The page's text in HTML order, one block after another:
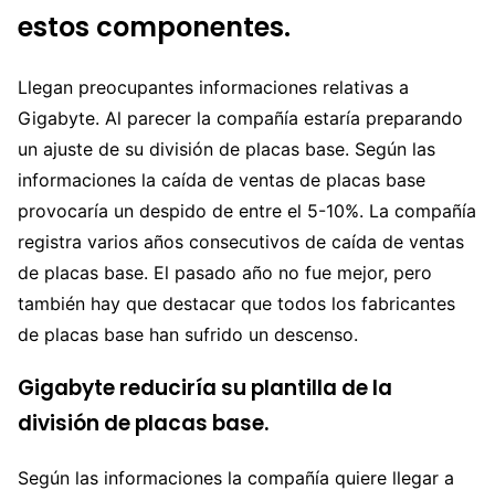
estos componentes.
Llegan preocupantes informaciones relativas a
Gigabyte. Al parecer la compañía estaría preparando
un ajuste de su división de placas base. Según las
informaciones la caída de ventas de placas base
provocaría un despido de entre el 5-10%. La compañía
registra varios años consecutivos de caída de ventas
de placas base. El pasado año no fue mejor, pero
también hay que destacar que todos los fabricantes
de placas base han sufrido un descenso.
Gigabyte reduciría su plantilla de la
división de placas base.
Según las informaciones la compañía quiere llegar a